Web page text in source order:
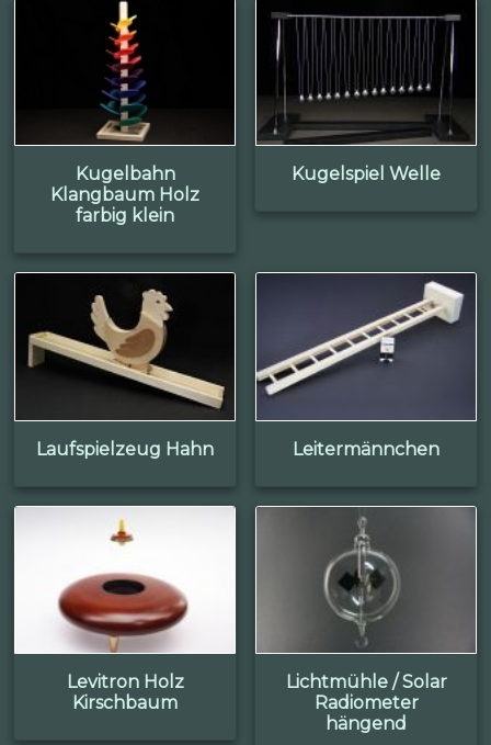
Kugelbahn
Klangbaum Holz
farbig klein
Kugelspiel Welle
Laufspielzeug Hahn Leitermännchen
Levitron Holz
Kirschbaum
Lichtmühle / Solar
Radiometer
hängend